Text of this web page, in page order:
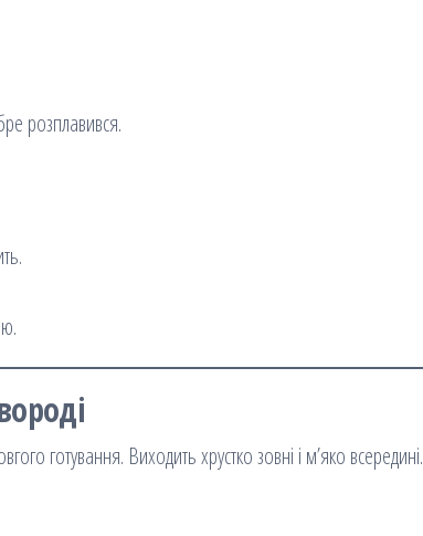
розплавився.
готування. Виходить хрустко зовні і м’яко всередині.